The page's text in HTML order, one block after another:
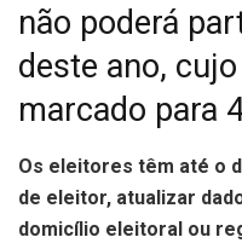
não poderá
deste ano,
marcado para
Os eleitores têm até o
de eleitor, atualizar
domicílio eleitoral ou